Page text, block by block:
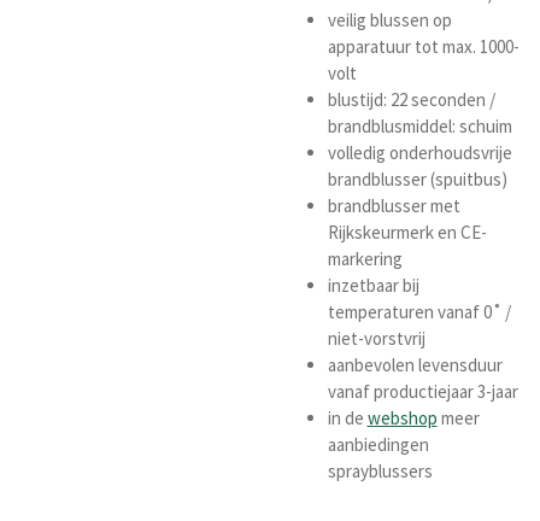
veilig blussen op
apparatuur tot max. 1000-
volt
blustijd: 22 seconden /
brandblusmiddel: schuim
volledig onderhoudsvrije
brandblusser (spuitbus)
brandblusser met
Rijkskeurmerk en CE-
markering
inzetbaar bij
temperaturen vanaf 0˚ /
niet-vorstvrij
aanbevolen levensduur
vanaf productiejaar 3-jaar
in de webshop meer
aanbiedingen
sprayblussers